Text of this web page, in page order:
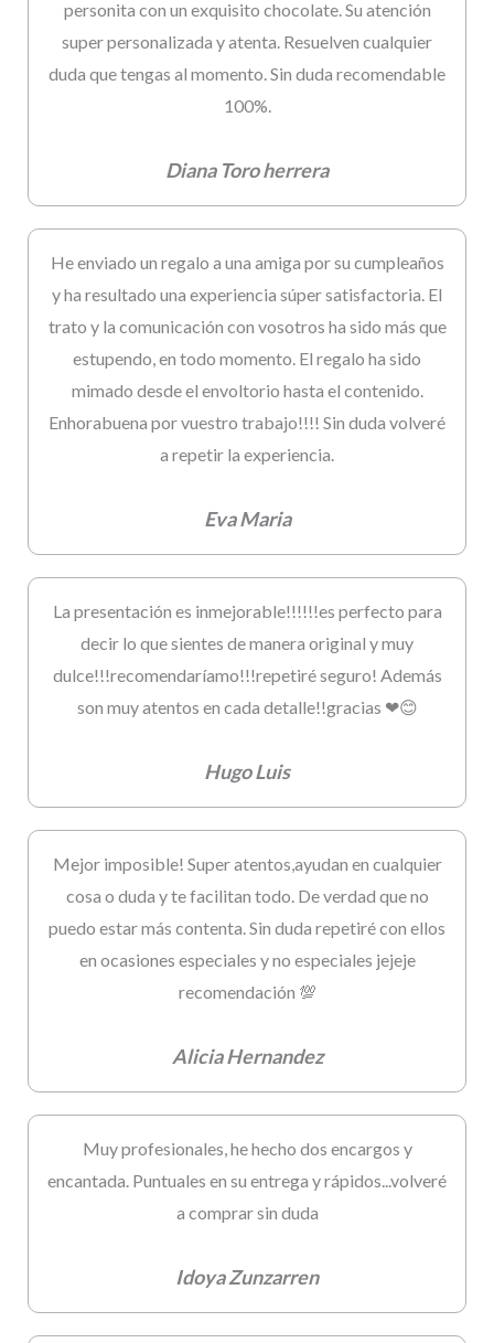
personita con un exquisito chocolate. Su atención
super personalizada y atenta. Resuelven cualquier
duda que tengas al momento. Sin duda recomendable
100%.
Diana Toro herrera
He enviado un regalo a una amiga por su cumpleaños
y ha resultado una experiencia súper satisfactoria. El
trato y la comunicación con vosotros ha sido más que
estupendo, en todo momento. El regalo ha sido
mimado desde el envoltorio hasta el contenido.
Enhorabuena por vuestro trabajo!!!! Sin duda volveré
a repetir la experiencia.
Eva Maria
La presentación es inmejorable!!!!!!es perfecto para
decir lo que sientes de manera original y muy
dulce!!!recomendaríamo!!!repetiré seguro! Además
son muy atentos en cada detalle!!gracias ❤😊
Hugo Luis
Mejor imposible! Super atentos,ayudan en cualquier
cosa o duda y te facilitan todo. De verdad que no
puedo estar más contenta. Sin duda repetiré con ellos
en ocasiones especiales y no especiales jejeje
recomendación 💯
Alicia Hernandez
Muy profesionales, he hecho dos encargos y
encantada. Puntuales en su entrega y rápidos...volveré
a comprar sin duda
Idoya Zunzarren